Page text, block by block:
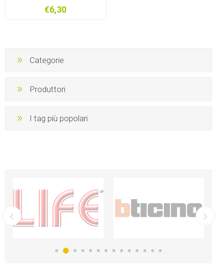
€6,30
Categorie
Produttori
I tag più popolari